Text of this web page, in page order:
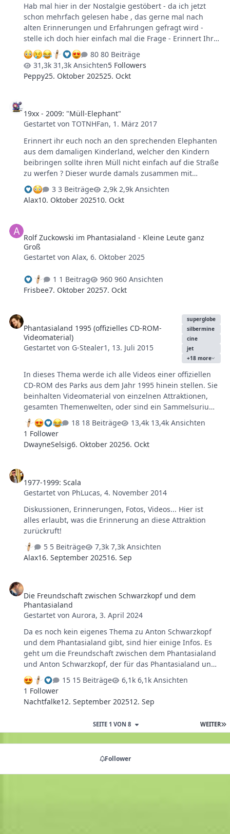
Hab mal hier in der Nostalgie gestöbert - da ich jetzt
schon mehrfach gelesen habe , das gerne mal nach
alten Erinnerungen und Erfahrungen gefragt wird -
stelle ich doch hier einfach mal die Frage - Erinnert Ihr
Euch an eure ersten Eindrücke und Erfahrungen aus
dem Phantasialand ? Wann in etwa war das ? Und was
ist Euch dabei als so Phantasialand prägend in
Erinnerung geblieben , das Ihr heute Fans/Freunde
des Phantasialand mit meinen Eltern - ich war damals
gerade 13 Jahre alt - und der erste Weg führte meinen
80 Beiträge
31,3k Ansichten5 Followers
Peppy25. Oktober 202525. Ockt
19xx - 2009: "Müll-Elephant"
Gestartet vonTOTNHFan, 1. März 2017
Erinnert ihr euch noch an den sprechenden Elephanten
aus dem damaligen Kinderland, welcher den Kindern
beibringen sollte ihren Müll nicht einfach auf die Straße
zu werfen ? Dieser wurde damals zusammen mit
Efteling nach dem Vorbild derer "Holle Bolle Gijs"
erbaut: bei 2:58 zu erfahren. Man lernt nie aus. Schade,
dass er nach dem Abriss nicht zurück nach Kaatsheuvel
3 Beiträge
2,9k Ansichten
Alax10. Oktober 202510. Ockt
Rolf Zuckowski im Phantasialand - Kleine Leute ganz
Groß
Gestartet vonAlax,6. Oktober 2025
1 Beitrag
960 Ansichten
Frisbee7. Oktober 20257. Ockt
Phantasialand 1995 (offizielles CD-ROM-
Videomaterial)
Gestartet von G-Stealer1 , 13. Juli 2015
superglobe
silbermine
cine
jet
+18 more
In dieses Thema werde ich alle Videos einer offiziellen
CD-ROM des Parks aus dem Jahr 1995 hinein stellen. Sie
beinhalten Videomaterial von einzelnen Attraktionen,
gesamten Themenwelten, oder sind ein Sammelsurium
an verschiedenen Dingen aus dem Park damals. Die
einzelnen Videos werde ich zur Vollständigkeit auch
nochmal in den passenden Threads im Bereich
,,Nostalgie'' hinzufügen.
18 Beiträge
13,4k Ansichten
1 Follower
DwayneSelsig6. Oktober 20256. Ockt
1977-1999: Scala
Gestartet von PhLucas,4. November 2014
Diskussionen, Erinnerungen, Fotos, Videos... Hier ist
alles erlaubt, was die Erinnerung an diese Attraktion
zurückruft!
5 Beiträge
7,3k Ansichten
Alax16. September 202516. Sep
Die Freundschaft zwischen Schwarzkopf und dem
Phantasialand
Gestartet vonAurora,3. April 2024
Da es noch kein eigenes Thema zu Anton Schwarzkopf
und dem Phantasialand gibt, sind hier einige Infos. Es
geht um die Freundschaft zwischen dem Phantasialand
und Anton Schwarzkopf, der für das Phantasialand und
Gottlieb Löffelhardt viele Attraktionen baute, genauer
gesagt die Fahrsysteme für die Bahnen. Anton
Schwarzkopf war einer der größten Konstrukteure und
Erbauer von Achterbahnen in der Geschichte und lebte
etwas stabiler, als zu schwach zu bauen. Vielleicht hätte
das Drama um seine Firma nicht gewesen wäre …
15 Beiträge
6,1k Ansichten
1 Follower
Nachtfalke12. September 202512. Sep
WEITER
SEITE 1 VON 8
Follower